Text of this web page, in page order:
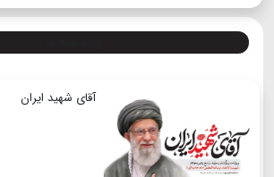
آقای شهید ایران